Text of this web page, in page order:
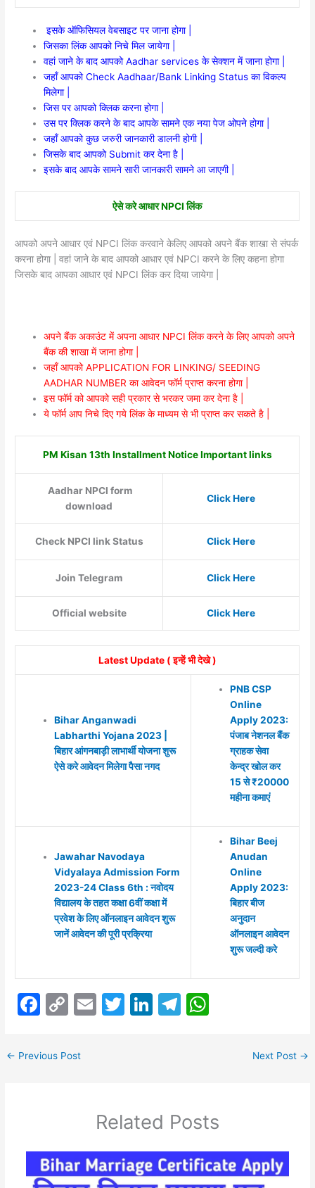
इसके ऑफिसियल वेबसाइट पर जाना होगा |
जिसका लिंक आपको निचे मिल जायेगा |
वहां जाने के बाद आपको Aadhar services के सेक्शन में जाना होगा |
जहाँ आपको Check Aadhaar/Bank Linking Status का विकल्प
मिलेगा |
जिस पर आपको क्लिक करना होगा |
उस पर क्लिक करने के बाद आपके सामने एक नया पेज ओपने होगा |
जहाँ आपको कुछ जरुरी जानकारी डालनी होगी |
जिसके बाद आपको Submit कर देना है |
इसके बाद आपके सामने सारी जानकारी सामने आ जाएगी |
ऐसे करे आधार NPCI लिंक
आपको अपने आधार एवं NPCI लिंक करवाने केलिए आपको अपने बैंक शाखा से संपर्क
करना होगा | वहां जाने के बाद आपको आधार एवं NPCI करने के लिए कहना होगा
जिसके बाद आपका आधार एवं NPCI लिंक कर दिया जायेगा |
अपने बैंक अकाउंट में अपना आधार NPCI लिंक करने के लिए आपको अपने
बैंक की शाखा में जाना होगा |
जहाँ आपको APPLICATION FOR LINKING/ SEEDING
AADHAR NUMBER का आवेदन फॉर्म प्राप्त करना होगा |
इस फॉर्म को आपको सही प्रकार से भरकर जमा कर देना है |
ये फॉर्म आप निचे दिए गये लिंक के माध्यम से भी प्राप्त कर सकते है |
PM Kisan 13th Installment Notice Important links
Aadhar NPCI form
download
Click Here
Check NPCI link Status Click Here
Join Telegram Click Here
Official website Click Here
Latest Update ( इन्हें भी देखे )
Bihar Anganwadi
Labharthi Yojana 2023 |
बिहार आंगनबाड़ी लाभार्थी योजना शुरू
ऐसे करे आवेदन मिलेगा पैसा नगद
PNB CSP
Online
Apply 2023:
पंजाब नेशनल बैंक
ग्राहक सेवा
केन्द्र खोल कर
15 से ₹20000
महीना कमाएं
Jawahar Navodaya
Vidyalaya Admission Form
2023-24 Class 6th : नवोदय
विद्यालय के तहत कक्षा 6वीं कक्षा में
प्रवेश के लिए ऑनलाइन आवेदन शुरू
जानें आवेदन की पूरी प्रक्रिया
Bihar Beej
Anudan
Online
Apply 2023:
बिहार बीज
अनुदान
ऑनलाइन आवेदन
शुरू जल्दी करे
F
c
k
C
p
E
T
Li
n
T
m p
← Previous Post Next Post →
Related Posts